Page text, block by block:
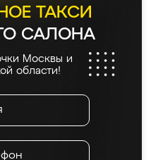
ТАКСИ
САЛОНА
Москвы и
области!